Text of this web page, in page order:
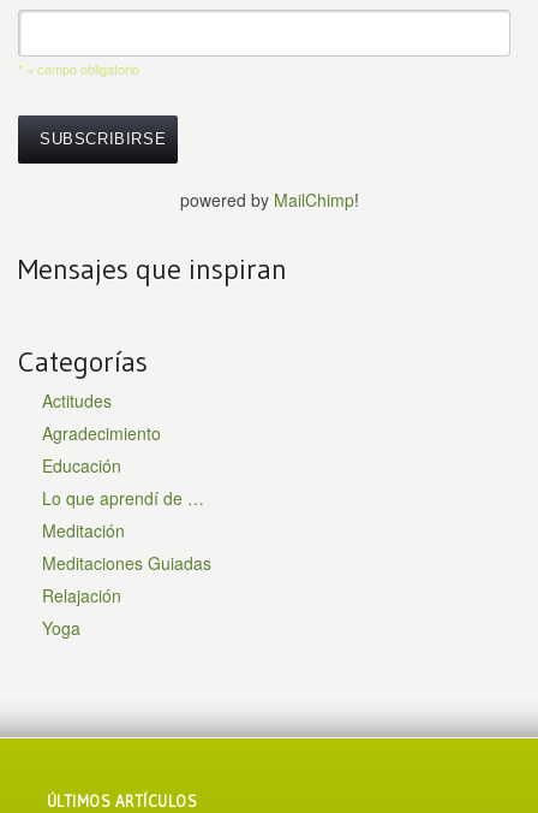
* = campo obligatorio
powered by MailChimp!
Mensajes que inspiran
Categorías
Actitudes
Agradecimiento
Educación
Lo que aprendí de …
Meditación
Meditaciones Guiadas
Relajación
Yoga
ÚLTIMOS ARTÍCULOS